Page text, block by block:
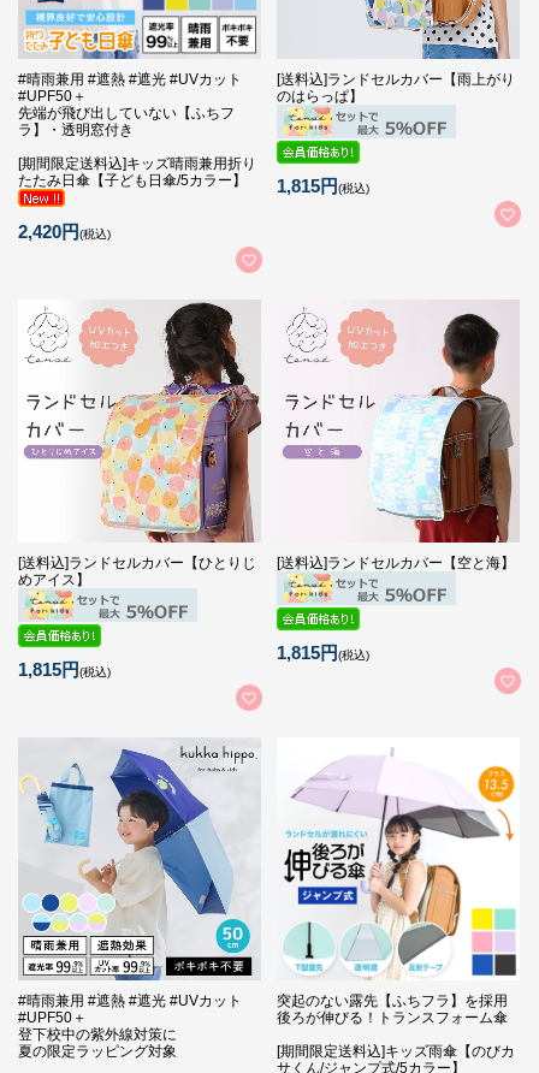
#晴雨兼用 #遮熱 #遮光 #UVカット
#UPF50＋
先端が飛び出していない【ふちフ
ラ】・透明窓付き
[期間限定送料込]キッズ晴雨兼用折り
たたみ日傘【子ども日傘/5カラー】
2,420円(税込)
[送料込]ランドセルカバー【雨上がり
のはらっぱ】
1,815円(税込)
[送料込]ランドセルカバー【ひとりじ
めアイス】
1,815円(税込)
[送料込]ランドセルカバー【空と海】
1,815円(税込)
#晴雨兼用 #遮熱 #遮光 #UVカット
#UPF50＋
登下校中の紫外線対策に
夏の限定ラッピング対象
突起のない露先【ふちフラ】を採用
後ろが伸びる！トランスフォーム傘
[期間限定送料込]キッズ雨傘【のびカ
サくん/ジャンプ式/5カラー】